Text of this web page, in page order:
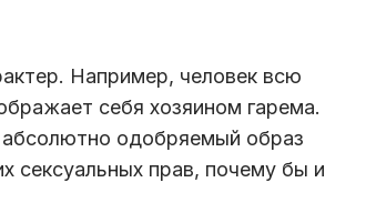
Например, человек всю
себя хозяином гарема.
одобряемый образ
сексуальных прав, почему бы и